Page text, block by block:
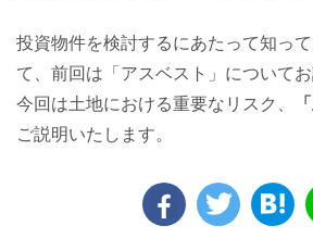
投資物件を検討するにあたって知っ
て、前回は「アスベスト」についてお
今回は土地における重要なリスク、
ご説明いたします。